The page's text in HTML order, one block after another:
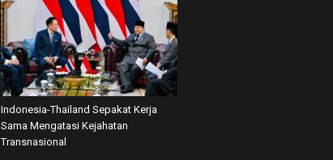
Indonesia-Thailand Sepakat Kerja
Sama Mengatasi Kejahatan
Transnasional